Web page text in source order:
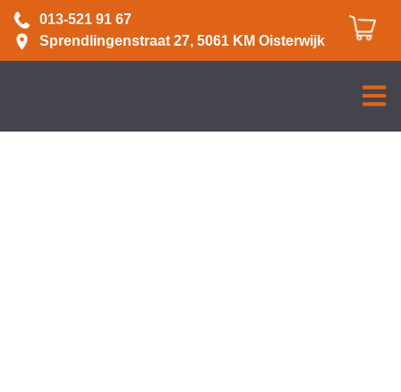
013-521 91 67
Sprendlingenstraat 27, 5061 KM Oisterwijk